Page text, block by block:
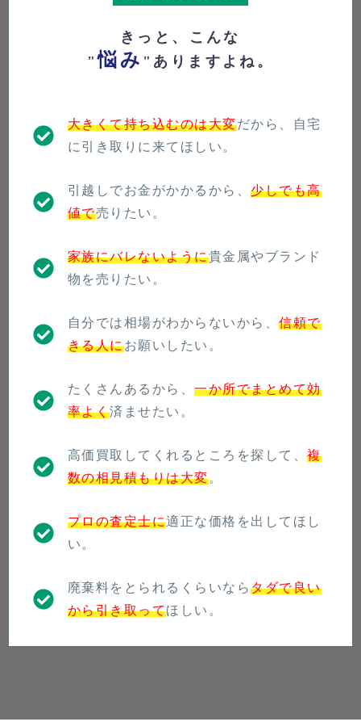
きっと、こんな
"悩み "ありますよね。
大きくて持ち込むのは大変だから、自宅
に引き取りに来てほしい。
引越しでお金がかかるから、 少しでも高
値で売りたい。
家族にバレないように貴金属やブランド
物を売りたい。
自分では相場がわからないから、 信頼で
きる人にお願いしたい。
たくさんあるから、 一か所でまとめて効
率よく済ませたい。
高価買取してくれるところを探して、 複
数の相見積もりは大変。
プロの査定士に適正な価格を出してほし
い。
廃棄料をとられるくらいならタダで良い
から引き取ってほしい。